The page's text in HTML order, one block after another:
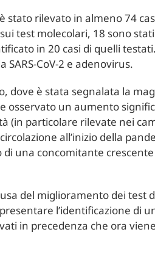
stato rilevato in almeno 74
test molecolari, 18 sono stati
in 20 casi di quelli
SARS-CoV-2 e adenovirus.
dove è stata segnalata la
osservato un aumento
(in particolare rilevate nei
all’inizio della
una concomitante
del miglioramento dei test
l’identificazione di
in precedenza che ora